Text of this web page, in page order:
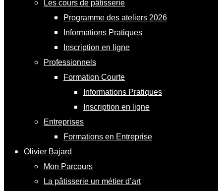
Les cours de pâtisserie
Programme des ateliers 2026
Informations Pratiques
Inscription en ligne
Professionnels
Formation Courte
Informations Pratiques
Inscription en ligne
Entreprises
Formations en Entreprise
Olivier Bajard
Mon Parcours
La pâtisserie un métier d’art